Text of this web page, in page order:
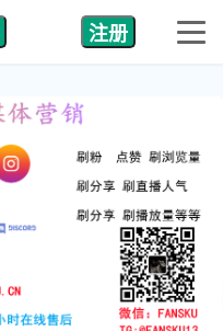
注册